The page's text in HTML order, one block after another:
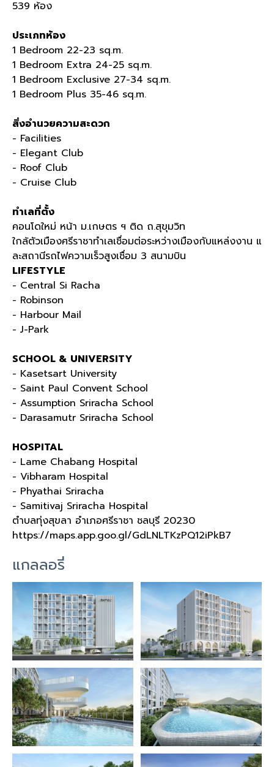
539 ห้อง
ประเภทห้อง
1 Bedroom 22-23 sq.m.
1 Bedroom Extra 24-25 sq.m.
1 Bedroom Exclusive 27-34 sq.m.
1 Bedroom Plus 35-46 sq.m.
สิ่งอำนวยความสะดวก
- Facilities
- Elegant Club
- Roof Club
- Cruise Club
ทำเลที่ตั้ง
คอนโดใหม่ หน้า ม.เกษตร ฯ ติด ถ.สุขุมวิท
ใกล้ตัวเมืองศรีราชาทำเลเชื่อมต่อระหว่างเมืองกับแหล่งงาน แ
ละสถานีรถไฟความเร็วสูงเชื่อม 3 สนามบิน
LIFESTYLE
- Central Si Racha
- Robinson
- Harbour Mail
- J-Park
SCHOOL & UNIVERSITY
- Kasetsart University
- Saint Paul Convent School
- Assumption Sriracha School
- Darasamutr Sriracha School
HOSPITAL
- Lame Chabang Hospital
- Vibharam Hospital
- Phyathai Sriracha
- Samitivaj Sriracha Hospital
ตำบลทุ่งสุขลา อำเภอศรีราชา ชลบุรี 20230
https://maps.app.goo.gl/GdLNLTKzPQ12iPkB7
แกลลอรี่